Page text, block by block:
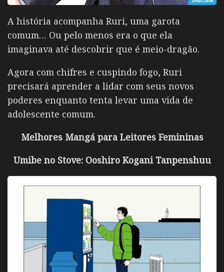
A história acompanha Ruri, uma garota
comum… Ou pelo menos era o que ela
imaginava até descobrir que é meio-dragão.
Agora com chifres e cuspindo fogo, Ruri
precisará aprender a lidar com seus novos
poderes enquanto tenta levar uma vida de
adolescente comum.
Melhores Mangá para Leitores Femininas
Umibe no Stove: Ooshiro Kogani Tanpenshuu